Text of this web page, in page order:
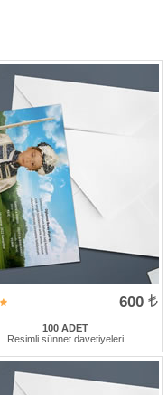
600
100 ADET
Resimli sünnet davetiyeleri